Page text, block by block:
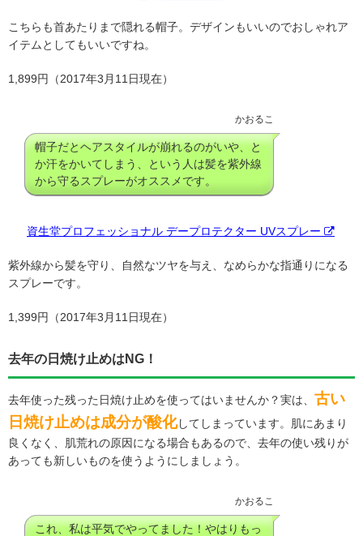
こちらも首あたりまで隠れる帽子。デザインもいいのでおしゃれア
イテムとしてもいいですね。
1,899円（2017年3月11日現在）
かおるこ
帽子だとヘアスタイルが崩れるのがいや、と
か汗をかいてしまう、という人は髪を紫外線
から守るスプレーがオススメです。
資生堂プロフェッショナル デープロテクター UVスプレー
紫外線から髪を守り、自然なツヤを与え、なめらかな指通りになる
スプレーです。
1,399円（2017年3月11日現在）
去年の日焼け止めはNG！
去年使った残った日焼け止めを使ってはいませんか？実は、 古い
日焼け止めは成分が酸化してしまっています。肌にあまり
良くなく、肌荒れの原因になる場合もあるので、去年の使い残りが
あっても新しいものを使うようにしましょう。
かおるこ
これ、私は平気でやってました！やはりもっ